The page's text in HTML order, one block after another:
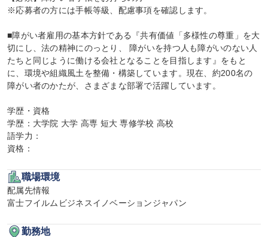
※応募者の方には手帳等級、配慮事項を確認します。
■障がい者雇用の基本方針である『共有価値「多様性の尊重」を大
切にし、法の精神にのっとり、 障がいを持つ人も障がいのない人
たちと同じように働ける会社となることを目指します』をもと
に、環境や組織風土を整備・構築しています。現在、約200名の
障がい者のかたが、さまざまな部署で活躍しています。
学歴・資格
学歴：大学院 大学 高専 短大 専修学校 高校
語学力：
資格：
職場環境
配属先情報
富士フイルムビジネスイノベーションジャパン
勤務地